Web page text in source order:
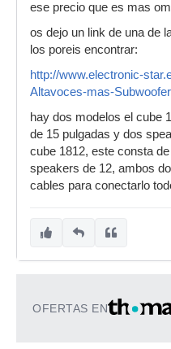
ese precio que es mas
os dejo un link de una de
los poreis encontrar:
http://www.electronic-
Altavoces-mas-
hay dos modelos el cube
de 15 pulgadas y dos
cube 1812, este consta
speakers de 12, ambos
cables para conectarlo
OFERTAS EN